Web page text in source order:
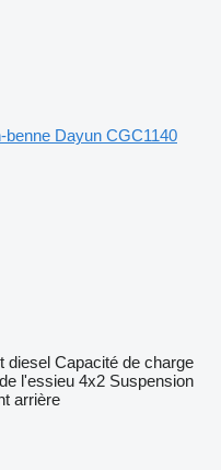
benne Dayun CGC1140
diesel Capacité de charge
l'essieu 4x2 Suspension
arrière